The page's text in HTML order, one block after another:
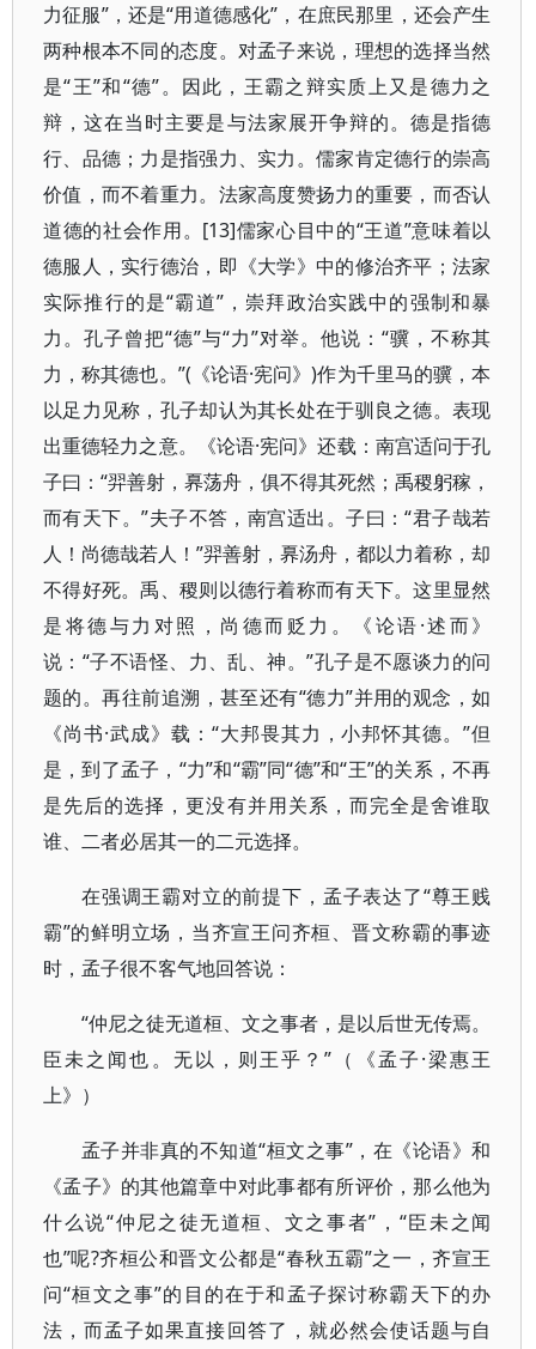
力征服”，还是“用道德感化”，在庶民那里，还会产生
两种根本不同的态度。对孟子来说，理想的选择当然
是“王”和“德”。因此，王霸之辩实质上又是德力之
辩，这在当时主要是与法家展开争辩的。德是指德
行、品德；力是指强力、实力。儒家肯定德行的崇高
价值，而不着重力。法家高度赞扬力的重要，而否认
道德的社会作用。[13]儒家心目中的“王道”意味着以
德服人，实行德治，即《大学》中的修治齐平；法家
实际推行的是“霸道”，崇拜政治实践中的强制和暴
力。孔子曾把“德”与“力”对举。他说：“骥，不称其
力，称其德也。”(《论语·宪问》)作为千里马的骥，本
以足力见称，孔子却认为其长处在于驯良之德。表现
出重德轻力之意。《论语·宪问》还载：南宫适问于孔
子曰：“羿善射，奡荡舟，俱不得其死然；禹稷躬稼，
而有天下。”夫子不答，南宫适出。子曰：“君子哉若
人！尚德哉若人！”羿善射，奡汤舟，都以力着称，却
不得好死。禹、稷则以德行着称而有天下。这里显然
是将德与力对照，尚德而贬力。《论语·述而》
说：“子不语怪、力、乱、神。”孔子是不愿谈力的问
题的。再往前追溯，甚至还有“德力”并用的观念，如
《尚书·武成》载：“大邦畏其力，小邦怀其德。”但
是，到了孟子，“力”和“霸”同“德”和“王”的关系，不再
是先后的选择，更没有并用关系，而完全是舍谁取
谁、二者必居其一的二元选择。
在强调王霸对立的前提下，孟子表达了“尊王贱
霸”的鲜明立场，当齐宣王问齐桓、晋文称霸的事迹
时，孟子很不客气地回答说：
“仲尼之徒无道桓、文之事者，是以后世无传焉。
臣未之闻也。无以，则王乎？”（《孟子·梁惠王
上》）
孟子并非真的不知道“桓文之事”，在《论语》和
《孟子》的其他篇章中对此事都有所评价，那么他为
什么说“仲尼之徒无道桓、文之事者”，“臣未之闻
也”呢?齐桓公和晋文公都是“春秋五霸”之一，齐宣王
问“桓文之事”的目的在于和孟子探讨称霸天下的办
法，而孟子如果直接回答了，就必然会使话题与自